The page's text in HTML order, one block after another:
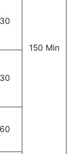
150 Min
30
30
60